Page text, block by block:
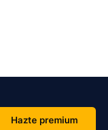
Hazte premium